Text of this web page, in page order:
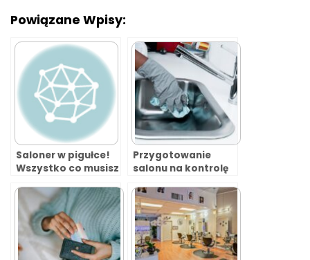
Powiązane Wpisy:
Saloner w pigułce!
Wszystko co musisz
o systemie.
Przygotowanie
salonu na kontrolę